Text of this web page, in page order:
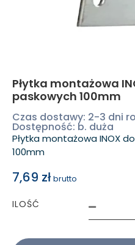
Płytka montażowa
paskowych 100mm
Czas dostawy: 2-3 dni
Dostępność: b. duża
Płytka montażowa INOX
100mm
7,69 zł brutto
ILOŚĆ